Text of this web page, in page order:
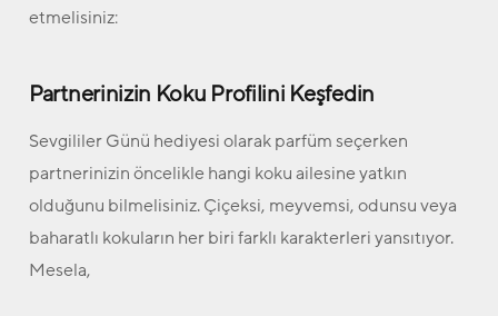
etmelisiniz:
Partnerinizin Koku Profilini Keşfedin
Sevgililer Günü hediyesi olarak parfüm seçerken
partnerinizin öncelikle hangi koku ailesine yatkın
olduğunu bilmelisiniz. Çiçeksi, meyvemsi, odunsu veya
baharatlı kokuların her biri farklı karakterleri yansıtıyor.
Mesela,